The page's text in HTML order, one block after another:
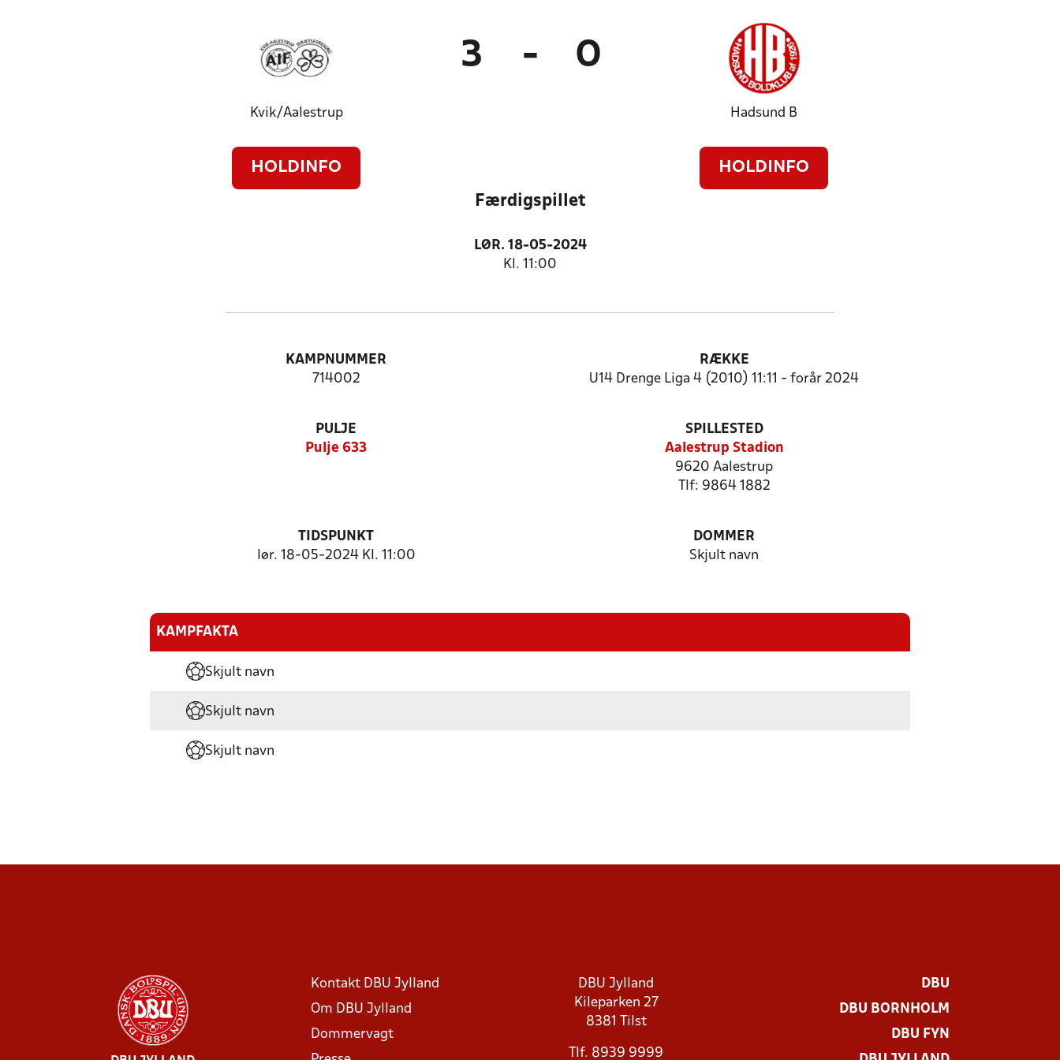
Kvik/Aalestrup
HOLDINFO
3 - 0
Hadsund B
HOLDINFO
Færdigspillet
LØR. 18-05-2024
Kl. 11:00
KAMPNUMMER
714002
RÆKKE
U14 Drenge Liga 4 (2010) 11:11 - forår 2024
PULJE
Pulje 633
SPILLESTED
Aalestrup Stadion
9620 Aalestrup
Tlf: 9864 1882
TIDSPUNKT
lør. 18-05-2024 Kl. 11:00
DOMMER
Skjult navn
KAMPFAKTA
Skjult navn
Skjult navn
Skjult navn
Kontakt DBU Jylland
Om DBU Jylland
Dommervagt
DBU Jylland
Kileparken 27
8381 Tilst
Tlf. 8939 9999
DBU
DBU BORNHOLM
DBU FYN